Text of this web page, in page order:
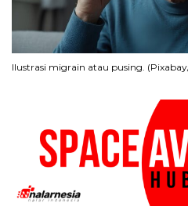
Ilustrasi migrain atau pusing.